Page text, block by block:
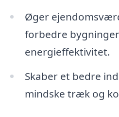
Øger
forbedre
energieffektivitet.
Skaber et bedre
mindske træk og